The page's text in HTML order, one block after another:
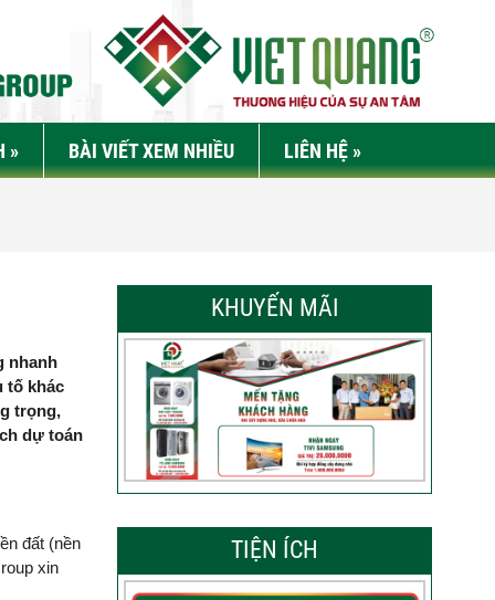
» BÀI VIẾT XEM NHIỀU LIÊN HỆ »
nhanh
tố khác
trọng,
dự toán
đất (nền
xin
KHUYẾN MÃI
TIỆN ÍCH